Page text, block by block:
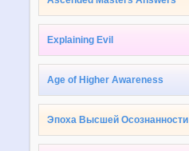
Explaining Evil
Age of Higher Awareness
Эпоха Высшей Осознанности